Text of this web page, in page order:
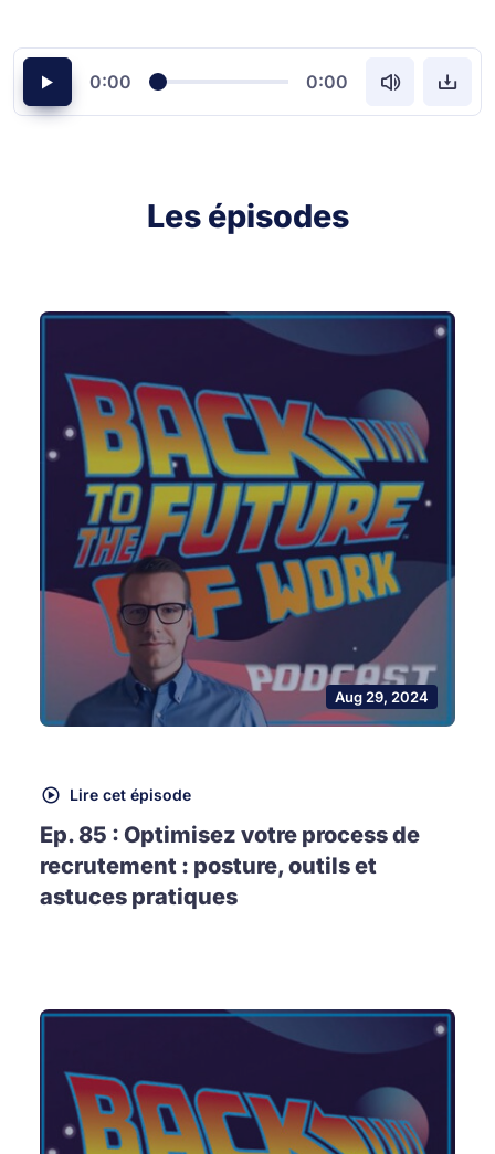
0:00 0:00
Les épisodes
Aug 29, 2024
Lire cet épisode
Ep. 85 : Optimisez votre process de
recrutement : posture, outils et
astuces pratiques